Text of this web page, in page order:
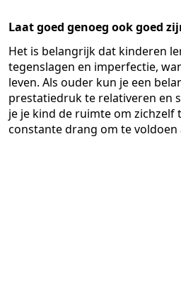
Laat goed genoeg ook goed
Het is belangrijk dat kinderen
tegenslagen en imperfectie,
leven. Als ouder kun je een
prestatiedruk te relativeren en
je je kind de ruimte om zichzelf
constante drang om te voldoen